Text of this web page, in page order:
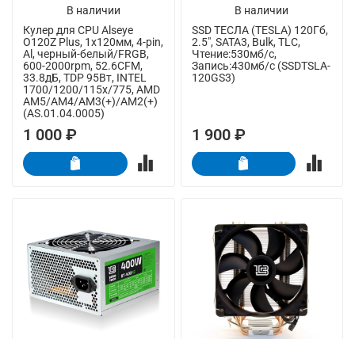
В наличии
Кулер для CPU Alseye
O120Z Plus, 1х120мм, 4-pin,
Al, черный-белый/FRGB,
600-2000rpm, 52.6CFM,
33.8дБ, TDP 95Вт, INTEL
1700/1200/115x/775, AMD
AM5/AM4/AM3(+)/AM2(+)
(AS.01.04.0005)
1 000 ₽
В наличии
SSD ТЕСЛА (TESLA) 120Гб,
2.5", SATA3, Bulk, TLC,
Чтение:530мб/с,
Запись:430мб/с (SSDTSLA-
120GS3)
1 900 ₽